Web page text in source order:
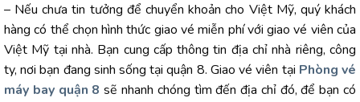
– Nếu chưa tin tưởng để chuyển khoản cho Việt Mỹ, quý khách
hàng có thể chọn hình thức giao vé miễn phí với giao vé viên của
Việt Mỹ tại nhà. Bạn cung cấp thông tin địa chỉ nhà riêng, công
ty, nơi bạn đang sinh sống tại quận 8. Giao vé viên tại Phòng vé
máy bay quận 8 sẽ nhanh chóng tìm đến địa chỉ đó, để bạn có